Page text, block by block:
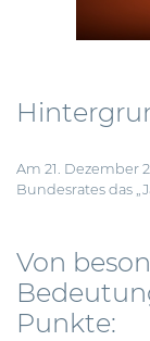
Am 21. Dezember
Bundesrates das
Von
Punkte: